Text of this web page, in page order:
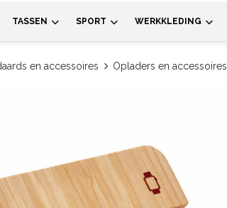
TASSEN SPORT WERKKLEDING
en accessoires Opladers en accessoires